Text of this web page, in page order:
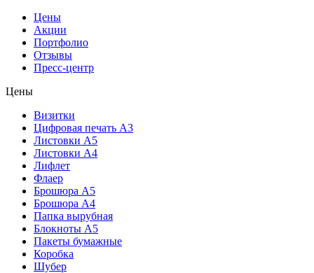
Цены
Акции
Портфолио
Отзывы
Пресс-центр
Цены
Визитки
Цифровая печать А3
Листовки А5
Листовки А4
Лифлет
Флаер
Брошюра А5
Брошюра А4
Папка вырубная
Блокноты А5
Пакеты бумажные
Коробка
Шубер